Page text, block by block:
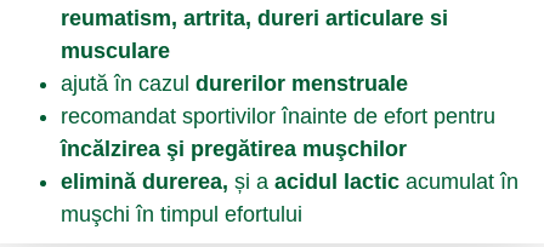
reumatism, artrita, dureri articulare si
musculare
ajută în cazul durerilor menstruale
recomandat sportivilor înainte de efort pentru
încălzirea şi pregătirea muşchilor
elimină durerea, și a acidul lactic acumulat în
muşchi în timpul efortului